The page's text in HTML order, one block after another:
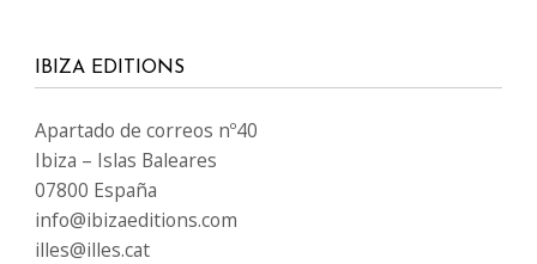
IBIZA EDITIONS
Apartado de correos nº40
Ibiza – Islas Baleares
07800 España
info@ibizaeditions.com
illes@illes.cat